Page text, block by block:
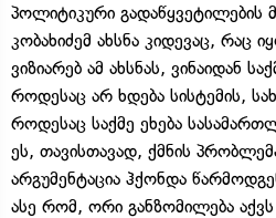
პოლიტიკური გადაწყვეტილების
კობახიძემ ახსნა კიდევაც, რაც
ვიზიარებ ამ ახსნას, ვინაიდან
როდესაც არ ხდება სისტემის,
როდესაც საქმე ეხება
ეს, თავისთავად, ქმნის
არგუმენტაცია ჰქონდა
ასე რომ, ორი განზომილება